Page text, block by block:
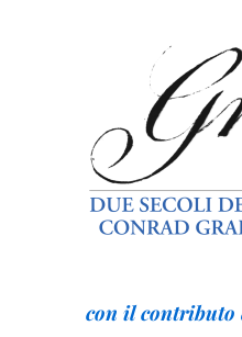
con il contributo